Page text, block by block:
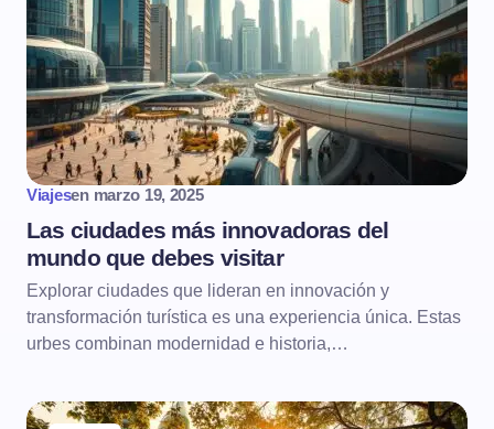
Viajesen marzo 19, 2025
Las ciudades más innovadoras del
mundo que debes visitar
Explorar ciudades que lideran en innovación y
transformación turística es una experiencia única. Estas
urbes combinan modernidad e historia,…